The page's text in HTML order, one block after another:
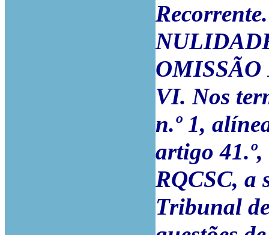
Recorrente.
VI. Nos
n.º 1,
artigo
RQCSC, a
Tribunal